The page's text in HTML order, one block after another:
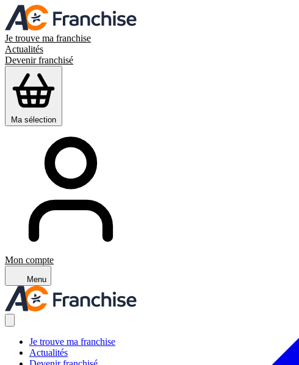
Je trouve ma franchise
Actualités
Devenir franchisé
Ma sélection
Mon compte
Menu
Je trouve ma franchise
Actualités